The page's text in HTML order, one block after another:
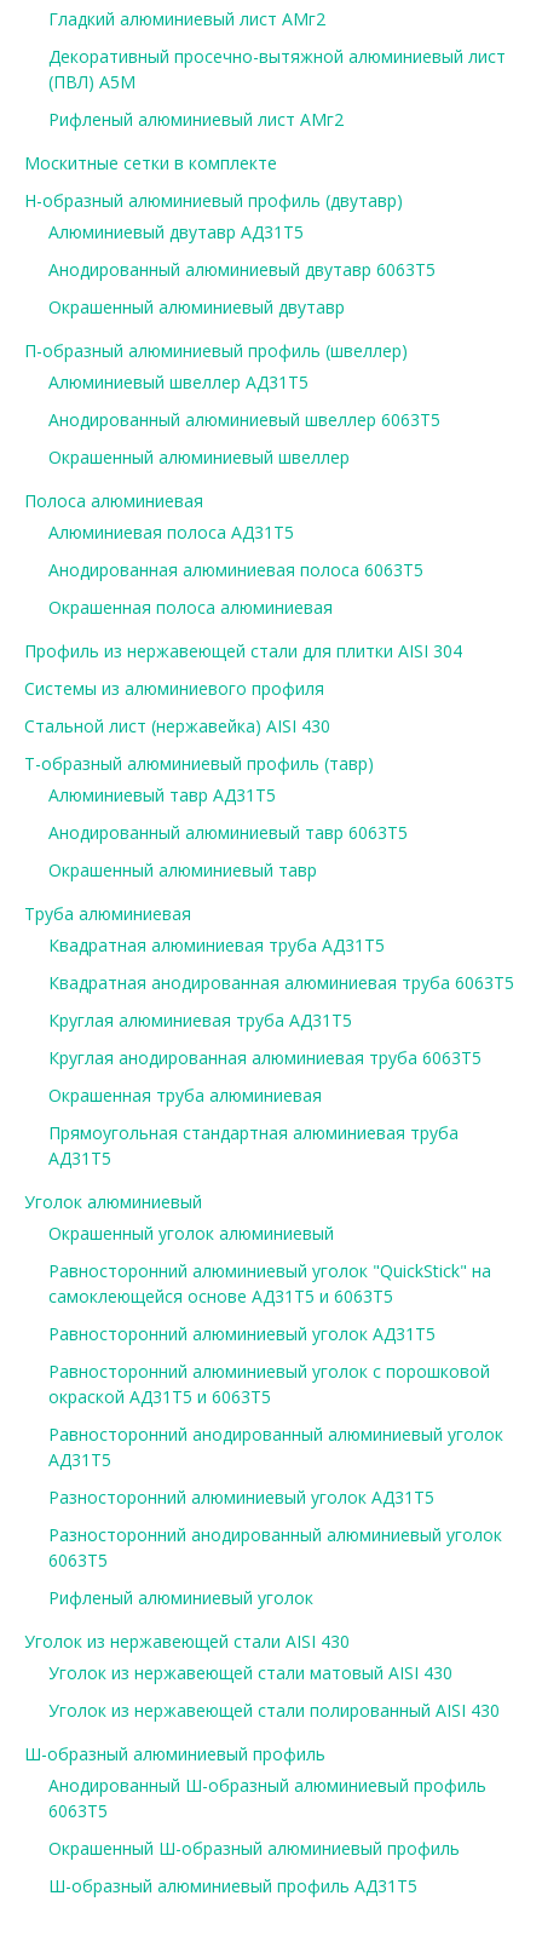
Гладкий алюминиевый лист АМг2
Декоративный просечно-вытяжной алюминиевый лист
(ПВЛ) А5М
Рифленый алюминиевый лист АМг2
Москитные сетки в комплекте
Н-образный алюминиевый профиль (двутавр)
Алюминиевый двутавр АД31Т5
Анодированный алюминиевый двутавр 6063Т5
Окрашенный алюминиевый двутавр
П-образный алюминиевый профиль (швеллер)
Алюминиевый швеллер АД31Т5
Анодированный алюминиевый швеллер 6063Т5
Окрашенный алюминиевый швеллер
Полоса алюминиевая
Алюминиевая полоса АД31Т5
Анодированная алюминиевая полоса 6063Т5
Окрашенная полоса алюминиевая
Профиль из нержавеющей стали для плитки AISI 304
Системы из алюминиевого профиля
Стальной лист (нержавейка) AISI 430
Т-образный алюминиевый профиль (тавр)
Алюминиевый тавр АД31Т5
Анодированный алюминиевый тавр 6063Т5
Окрашенный алюминиевый тавр
Труба алюминиевая
Квадратная алюминиевая труба АД31Т5
Квадратная анодированная алюминиевая труба 6063Т5
Круглая алюминиевая труба АД31Т5
Круглая анодированная алюминиевая труба 6063Т5
Окрашенная труба алюминиевая
Прямоугольная стандартная алюминиевая труба
АД31Т5
Уголок алюминиевый
Окрашенный уголок алюминиевый
Равносторонний алюминиевый уголок "QuickStick" на
самоклеющейся основе АД31Т5 и 6063Т5
Равносторонний алюминиевый уголок АД31Т5
Равносторонний алюминиевый уголок с порошковой
окраской АД31Т5 и 6063Т5
Равносторонний анодированный алюминиевый уголок
АД31Т5
Разносторонний алюминиевый уголок АД31Т5
Разносторонний анодированный алюминиевый уголок
6063Т5
Рифленый алюминиевый уголок
Уголок из нержавеющей стали AISI 430
Уголок из нержавеющей стали матовый AISI 430
Уголок из нержавеющей стали полированный AISI 430
Ш-образный алюминиевый профиль
Анодированный Ш-образный алюминиевый профиль
6063Т5
Окрашенный Ш-образный алюминиевый профиль
Ш-образный алюминиевый профиль АД31Т5